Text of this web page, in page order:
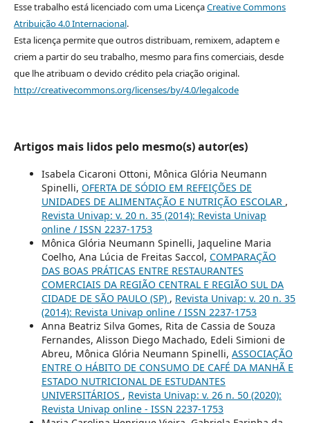
Esse trabalho está licenciado com uma LicençaCreative Commons
Atribuição 4.0 Internacional.
Esta licença permite que outros distribuam, remixem, adaptem e
criem a partir do seu trabalho, mesmo para fins comerciais, desde
que lhe atribuam o devido crédito pela criação original.
http://creativecommons.org/licenses/by/4.0/legalcode
Artigos mais lidos pelo mesmo(s) autor(es)
Isabela Cicaroni Ottoni, Mônica Glória Neumann
Spinelli, OFERTA DE SÓDIO EM REFEIÇÕES DE
UNIDADES DE ALIMENTAÇÃO E NUTRIÇÃO ESCOLAR ,
Revista Univap: v. 20 n. 35 (2014): Revista Univap
online / ISSN 2237-1753
Mônica Glória Neumann Spinelli, Jaqueline Maria
Coelho, Ana Lúcia de Freitas Saccol, COMPARAÇÃO
DAS BOAS PRÁTICAS ENTRE RESTAURANTES
COMERCIAIS DA REGIÃO CENTRAL E REGIÃO SUL DA
CIDADE DE SÃO PAULO (SP) , Revista Univap: v. 20 n. 35
(2014): Revista Univap online / ISSN 2237-1753
Anna Beatriz Silva Gomes, Rita de Cassia de Souza
Fernandes, Alisson Diego Machado, Edeli Simioni de
Abreu, Mônica Glória Neumann Spinelli, ASSOCIAÇÃO
ENTRE O HÁBITO DE CONSUMO DE CAFÉ DA MANHÃ E
ESTADO NUTRICIONAL DE ESTUDANTES
UNIVERSITÁRIOS , Revista Univap: v. 26 n. 50 (2020):
Revista Univap online - ISSN 2237-1753